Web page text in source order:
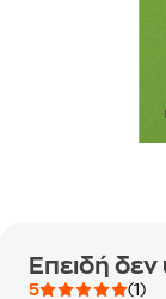
Επειδή
5
(1)